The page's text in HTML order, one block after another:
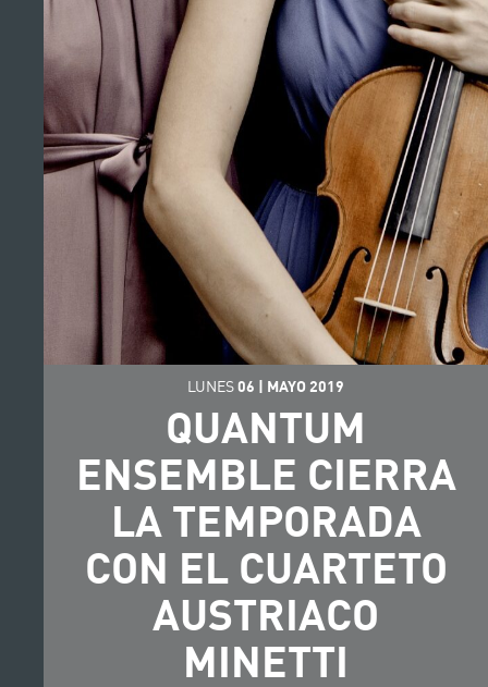
LUNES06 | MAYO 2019
QUANTUM
ENSEMBLE CIERRA
LA TEMPORADA
CON EL CUARTETO
AUSTRIACO
MINETTI